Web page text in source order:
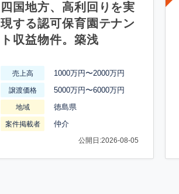
四国地方、高利回りを実
現する認可保育園テナン
ト収益物件。築浅
売上高 1000万円〜2000万円
譲渡価格 5000万円〜6000万円
地域 徳島県
案件掲載者 仲介
公開日:2026-08-05